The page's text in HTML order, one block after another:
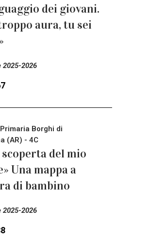
dei giovani.
aura, tu sei
2025-2026
Borghi di
(AR) - 4C
del mio
Una mappa a
di bambino
2025-2026